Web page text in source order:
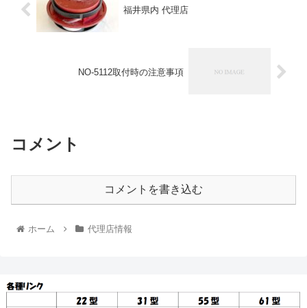
福井県内 代理店
NO-5112取付時の注意事項
コメント
コメントを書き込む
ホーム 代理店情報